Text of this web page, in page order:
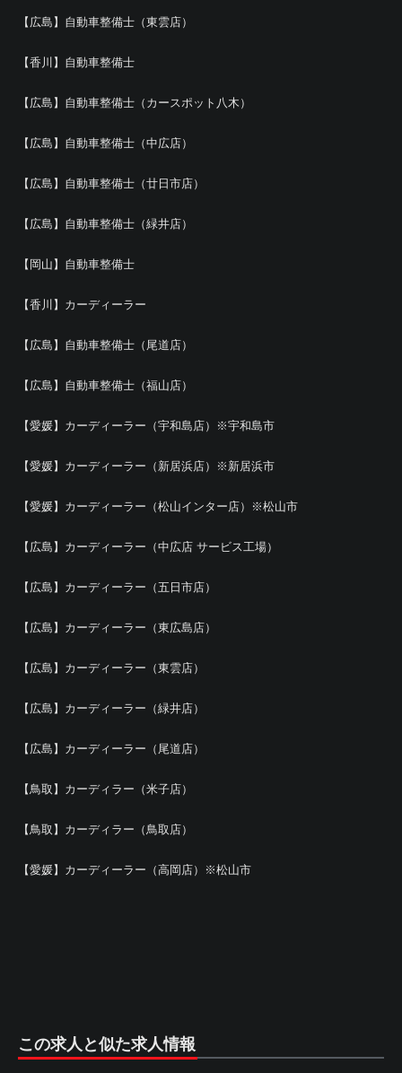
【広島】自動車整備士（東雲店）
【香川】自動車整備士
【広島】自動車整備士（カースポット八木）
【広島】自動車整備士（中広店）
【広島】自動車整備士（廿日市店）
【広島】自動車整備士（緑井店）
【岡山】自動車整備士
【香川】カーディーラー
【広島】自動車整備士（尾道店）
【広島】自動車整備士（福山店）
【愛媛】カーディーラー（宇和島店）※宇和島市
【愛媛】カーディーラー（新居浜店）※新居浜市
【愛媛】カーディーラー（松山インター店）※松山市
【広島】カーディーラー（中広店 サービス工場）
【広島】カーディーラー（五日市店）
【広島】カーディーラー（東広島店）
【広島】カーディーラー（東雲店）
【広島】カーディーラー（緑井店）
【広島】カーディーラー（尾道店）
【鳥取】カーディラー（米子店）
【鳥取】カーディラー（鳥取店）
【愛媛】カーディーラー（高岡店）※松山市
この求人と似た求人情報